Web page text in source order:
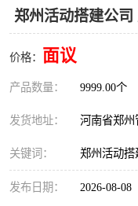
郑州活动搭建公
价格： 面议
产品数量： 9999.00个
发货地址： 河南省郑州
关键词： 郑州活动搭
发布日期： 2026-08-08